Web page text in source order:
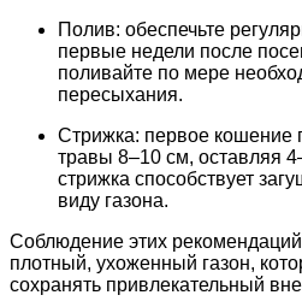
Полив: обеспечьте
первые недели после
поливайте по мере
пересыхания.
Стрижка: первое кошение
травы 8–10 см, оставляя
стрижка способствует
виду газона.
Соблюдение этих
плотный, ухоженный газон,
сохранять привлекательный